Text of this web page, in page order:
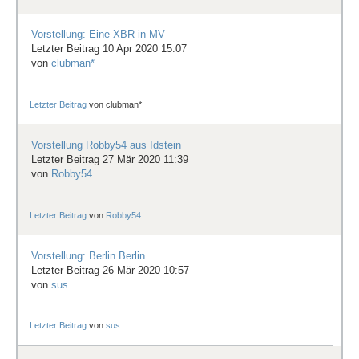
Vorstellung: Eine XBR in MV
Letzter Beitrag 10 Apr 2020 15:07
von clubman*
Letzter Beitrag vonclubman*
Vorstellung Robby54 aus Idstein
Letzter Beitrag 27 Mär 2020 11:39
von Robby54
Letzter Beitrag von Robby54
Vorstellung: Berlin Berlin...
Letzter Beitrag 26 Mär 2020 10:57
von sus
Letzter Beitrag vonsus